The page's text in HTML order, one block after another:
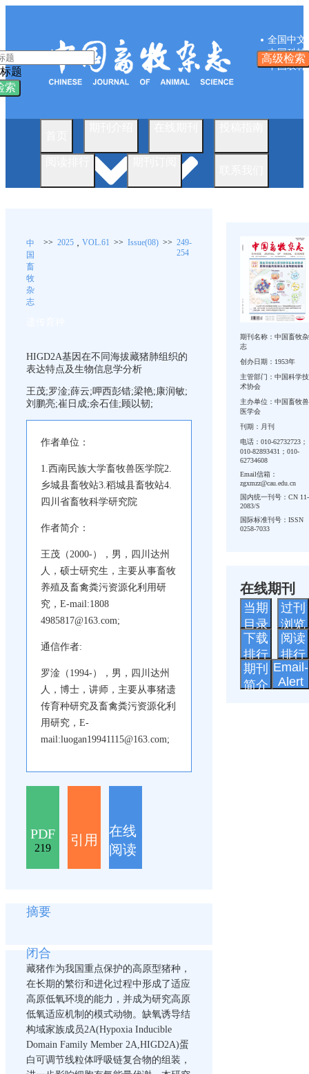
全国中文
中国科技
中国农林
题
索
高级检索
中
国
畜
牧
杂
志
>> 2025 ， VOL.61 >> Issue(08) >> 249-
254
HIGD2A基因在不同海拔藏猪肺组织的
表达特点及生物信息学分析
王茂;罗淦;薛云;呷西彭错;梁艳;康润敏;
刘鹏亮;崔日成;余石佳;顾以韧;
作者单位：
1.西南民族大学畜牧兽医学院2.
乡城县畜牧站3.稻城县畜牧站4.
四川省畜牧科学研究院
作者简介：
王茂（2000-），男，四川达州
人，硕士研究生，主要从事畜牧
养殖及畜禽粪污资源化利用研
究，E-mail:1808
4985817@163.com;
通信作者:
罗淦（1994-），男，四川达州
人，博士，讲师，主要从事猪遗
传育种研究及畜禽粪污资源化利
用研究，E-
mail:luogan19941115@163.com;
PDF
219
引用
在线
阅读
摘要
闭合
藏猪作为我国重点保护的高原型猪种，
在长期的繁衍和进化过程中形成了适应
高原低氧环境的能力，并成为研究高原
低氧适应机制的模式动物。缺氧诱导结
构域家族成员2A(Hypoxia Inducible
Domain Family Member 2A,HIGD2A)蛋
白可调节线粒体呼吸链复合物的组装，
期刊名称：中国畜牧杂
志
创办日期：1953年
主管部门：中国科学技
术协会
主办单位：中国畜牧兽
医学会
刊期：月刊
电话：010-62732723；
010-82893431；010-
62734608
Email信箱：
zgxmzz@cau.edu.cn
国内统一刊号：CN 11-
2083/S
国际标准刊号：ISSN
0258-7033
在线期刊
当期
目录
过刊
浏览
下载
排行
阅读
排行
期刊
简介
Email-
Alert